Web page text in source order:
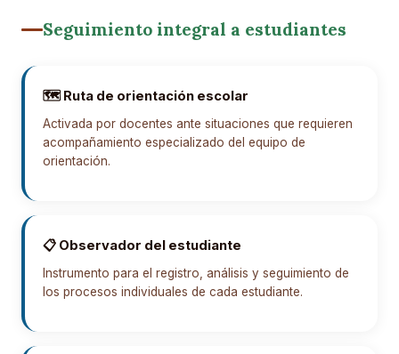
Seguimiento integral a estudiantes
🗺️ Ruta de orientación escolar
Activada por docentes ante situaciones que requieren
acompañamiento especializado del equipo de
orientación.
📋 Observador del estudiante
Instrumento para el registro, análisis y seguimiento de
los procesos individuales de cada estudiante.